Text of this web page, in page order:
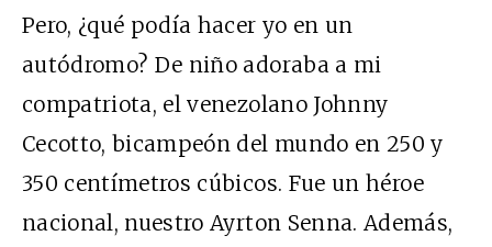
Pero, ¿qué podía hacer yo en un
autódromo? De niño adoraba a mi
compatriota, el venezolano Johnny
Cecotto, bicampeón del mundo en 250 y
350 centímetros cúbicos. Fue un héroe
nacional, nuestro Ayrton Senna. Además,